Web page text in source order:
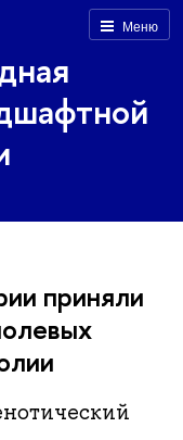
Меню
приняли